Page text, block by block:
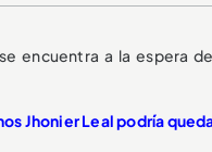
se encuentra a la espera
Jhonier Leal podría